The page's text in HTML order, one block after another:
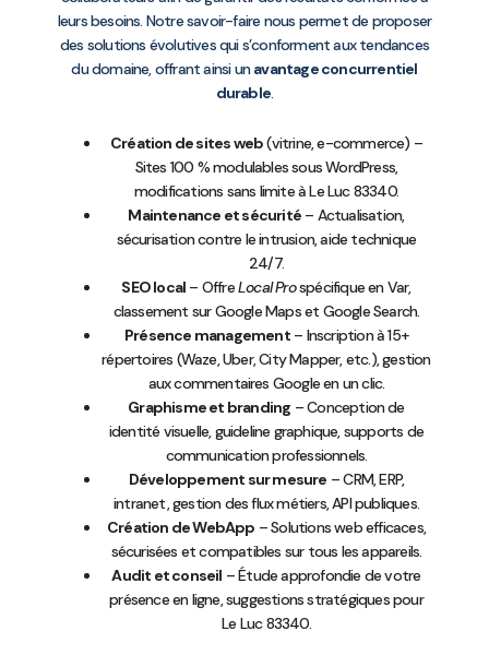
leurs besoins. Notre savoir-faire nous permet de proposer
des solutions évolutives qui s’conforment aux tendances
du domaine, offrant ainsi unavantage concurrentiel
durable.
Création de sites web(vitrine, e-commerce) –
Sites 100 % modulables sous WordPress,
modifications sans limite à Le Luc 83340.
Maintenance et sécurité – Actualisation,
sécurisation contre le intrusion, aide technique
24/7.
SEO local – OffreLocal Prospécifique en Var,
classement sur Google Maps et Google Search.
Présence management– Inscription à 15+
répertoires (Waze, Uber, City Mapper, etc.), gestion
aux commentaires Google en un clic.
Graphisme et branding – Conception de
identité visuelle, guideline graphique, supports de
communication professionnels.
Développement sur mesure – CRM, ERP,
intranet, gestion des flux métiers, API publiques.
Création de WebApp – Solutions web efficaces,
sécurisées et compatibles sur tous les appareils.
Audit et conseil – Étude approfondie de votre
présence en ligne, suggestions stratégiques pour
Le Luc 83340.